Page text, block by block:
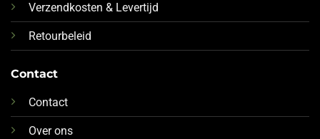
Verzendkosten & Levertijd
Retourbeleid
Contact
Contact
Over ons